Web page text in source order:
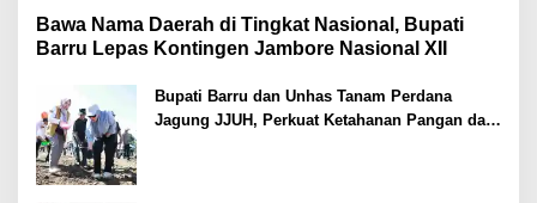
Bawa Nama Daerah di Tingkat Nasional, Bupati
Barru Lepas Kontingen Jambore Nasional XII
Bupati Barru dan Unhas Tanam Perdana
Jagung JJUH, Perkuat Ketahanan Pangan dan